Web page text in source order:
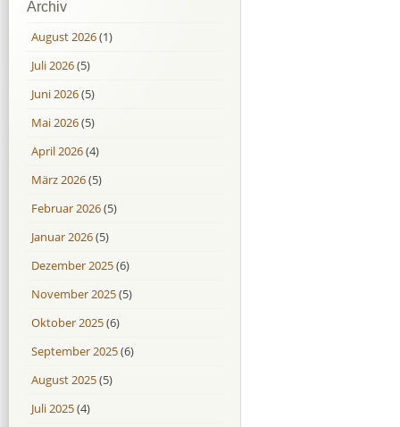
Archiv
August 2026(1)
Juli 2026(5)
Juni 2026(5)
Mai 2026(5)
April 2026(4)
März 2026(5)
Februar 2026(5)
Januar 2026(5)
Dezember 2025(6)
November 2025(5)
Oktober 2025(6)
September 2025(6)
August 2025(5)
Juli 2025(4)